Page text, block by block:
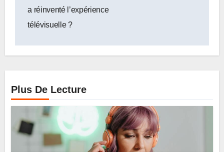
l’article
a réinventé l’expérience
télévisuelle ?
Plus De Lecture